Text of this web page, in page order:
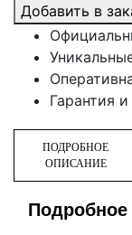
Добавить в
Гарантия
ПОДРОБНОЕ
ОПИСАНИЕ
Подробное